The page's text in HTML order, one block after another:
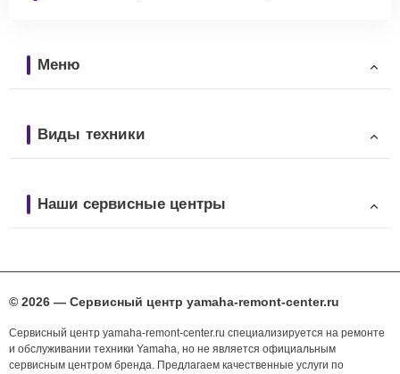
Меню
Виды техники
Наши сервисные центры
© 2026 — Сервисный центр yamaha-remont-center.ru
Сервисный центр yamaha-remont-center.ru специализируется на ремонте
и обслуживании техники Yamaha, но не является официальным
сервисным центром бренда. Предлагаем качественные услуги по